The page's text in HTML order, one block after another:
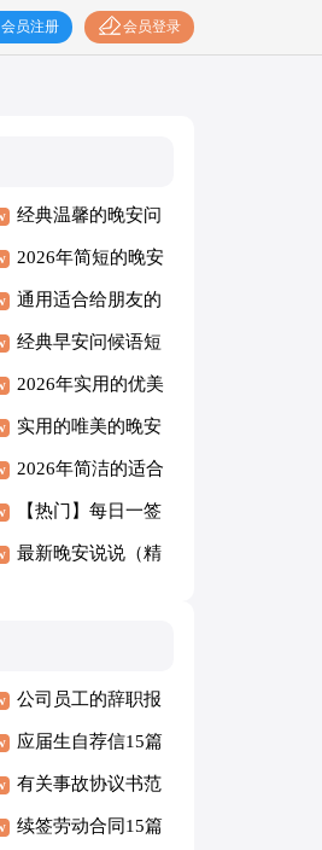
会员登录
会员注册
经典温馨的晚安问
候语短信摘录36句
2026年简短的晚安
朋友圈问候语汇编
69句
通用适合给朋友的
早安问候语语录摘
录32句
经典早安问候语短
信汇编65条
2026年实用的优美
的晚安问候语语录
合集78条
实用的唯美的晚安
问候语48句
2026年简洁的适合
早上发的早安问候
语短信39句
【热门】每日一签
早安问候语28条
最新晚安说说（精
公司员工的辞职报
告
应届生自荐信15篇
有关事故协议书范
文集合5篇
续签劳动合同15篇